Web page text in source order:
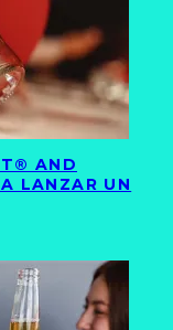
AND
LANZAR UN